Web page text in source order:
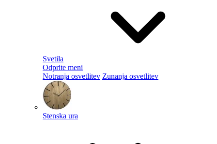
Svetila
Odprite meni
Notranja osvetlitev Zunanja osvetlitev
Stenska ura